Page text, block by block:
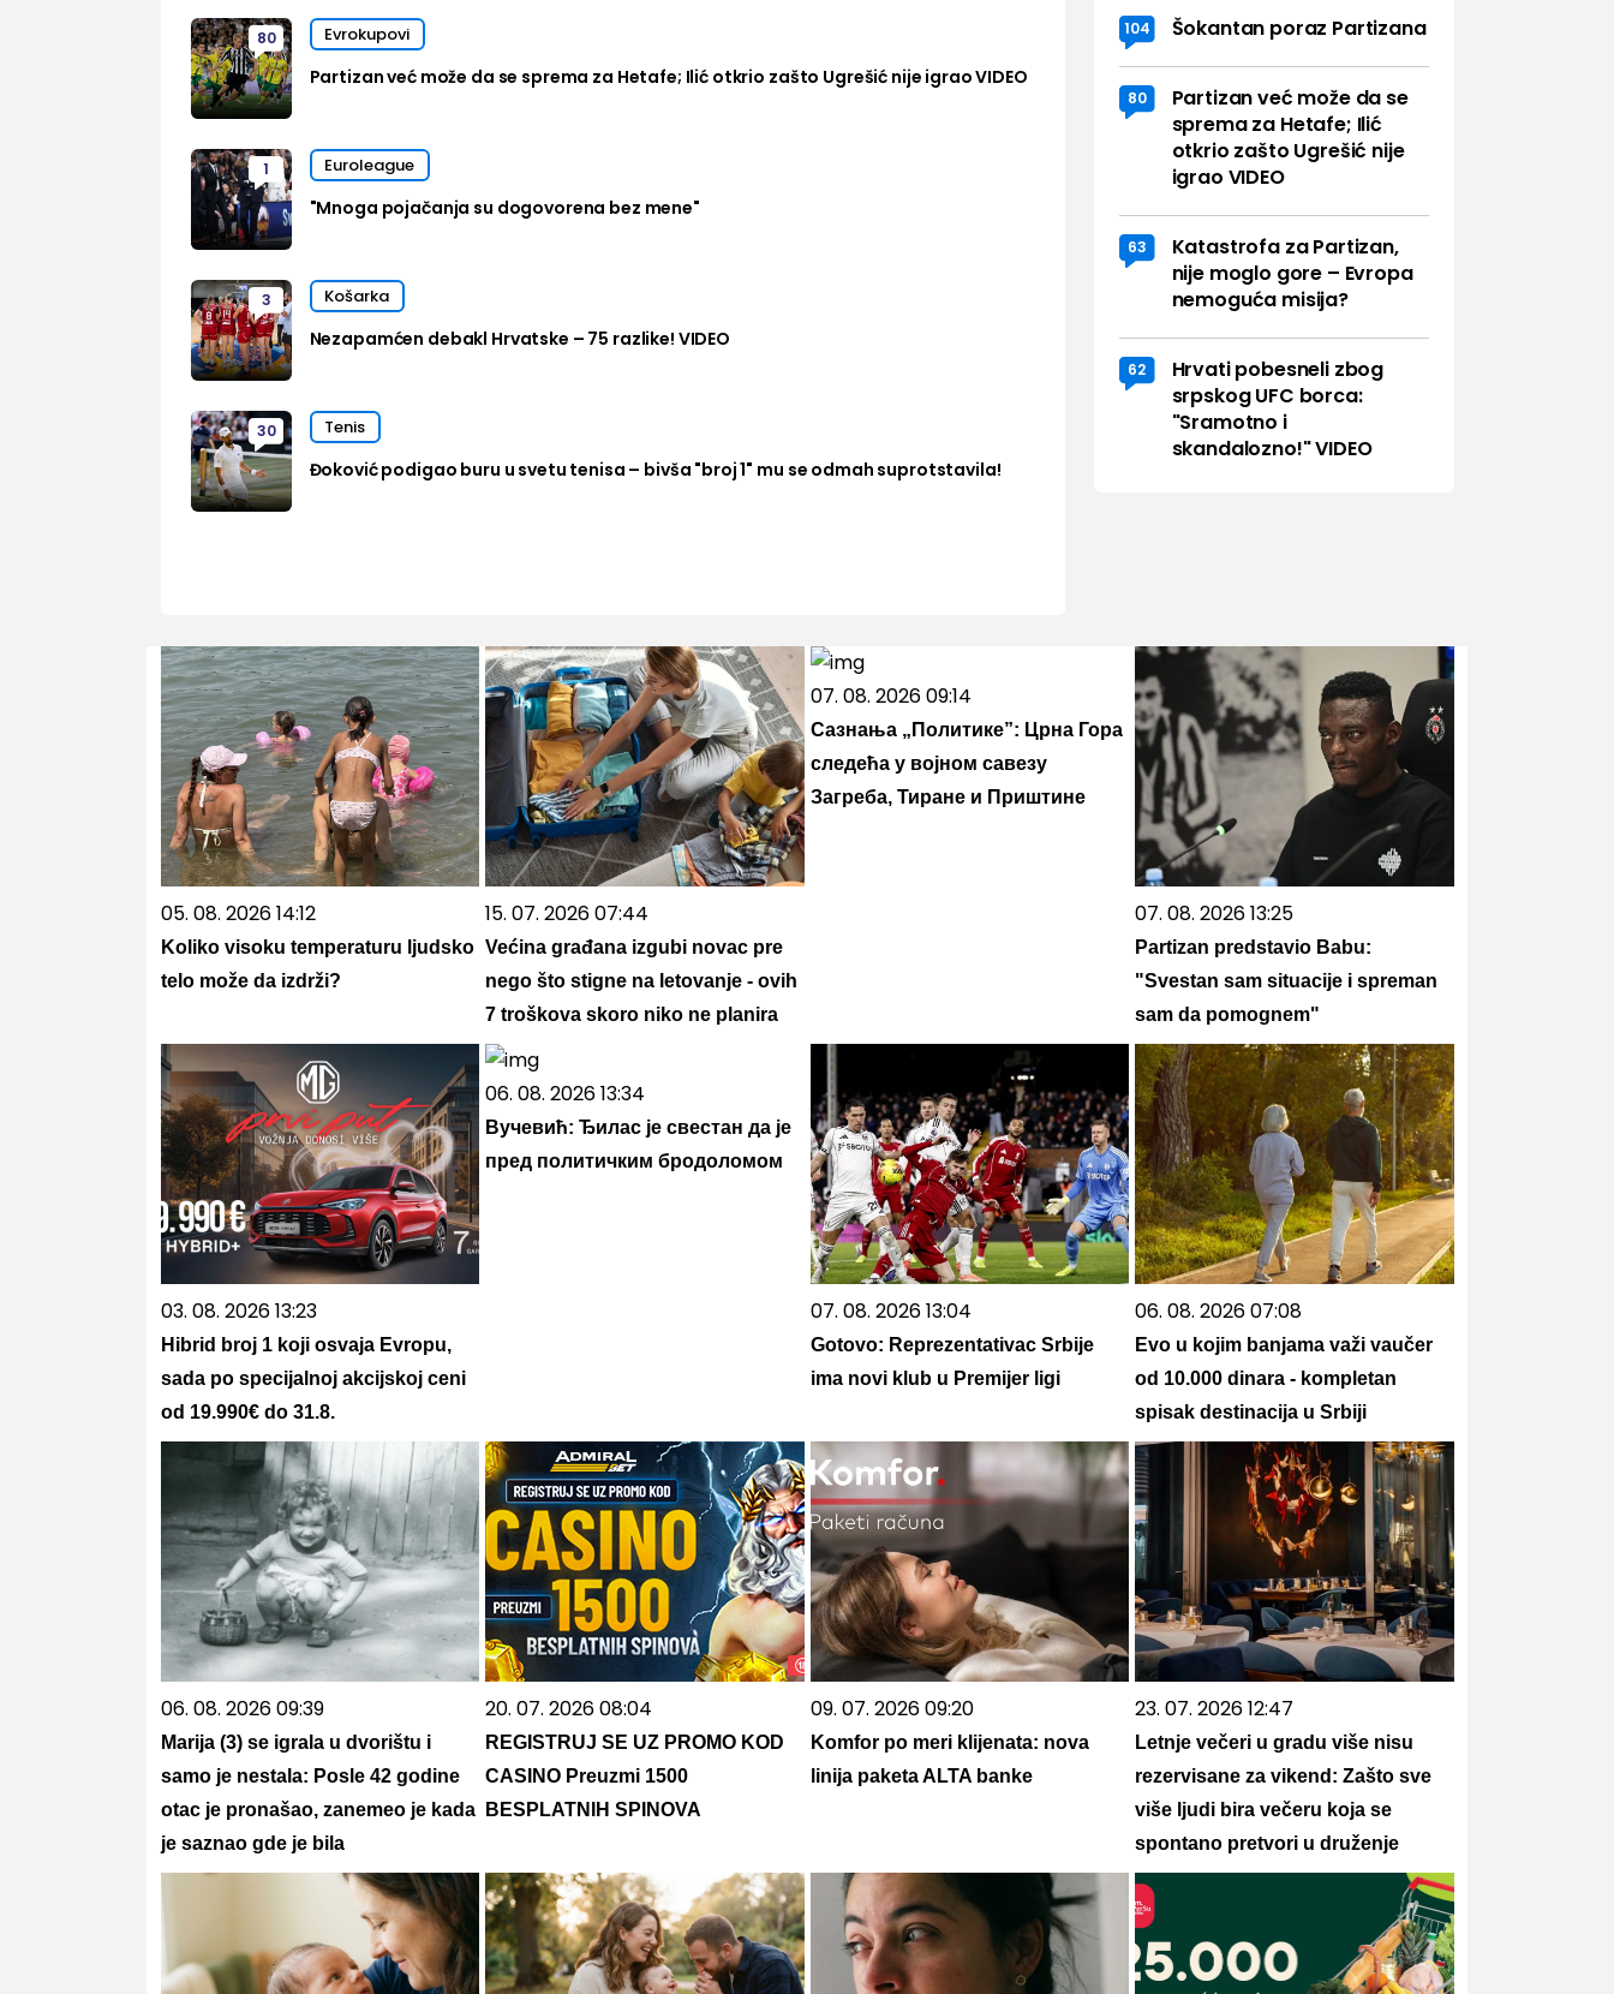
80 Evrokupovi
Partizan već može da se sprema za Hetafe; Ilić otkrio zašto Ugrešić nije igrao VIDEO
1 Euroleague
"Mnoga pojačanja su dogovorena bez mene"
3 Košarka
Nezapamćen debakl Hrvatske – 75 razlike! VIDEO
30 Tenis
Đoković podigao buru u svetu tenisa – bivša "broj 1" mu se odmah suprotstavila!
104 Šokantan poraz Partizana
80
Partizan već može da se
sprema za Hetafe; Ilić
otkrio zašto Ugrešić nije
igrao VIDEO
63
Katastrofa za Partizan,
nije moglo gore – Evropa
nemoguća misija?
62
Hrvati pobesneli zbog
srpskog UFC borca:
"Sramotno i
skandalozno!" VIDEO
05. 08. 2026 14:12
Koliko visoku temperaturu ljudsko
telo može da izdrži?
15. 07. 2026 07:44
Većina građana izgubi novac pre
nego što stigne na letovanje - ovih
7 troškova skoro niko ne planira
07. 08. 2026 09:14
Сазнања „Политике”: Црна Гора
следећа у војном савезу
Загреба, Тиране и Приштине
07. 08. 2026 13:25
Partizan predstavio Babu:
"Svestan sam situacije i spreman
sam da pomognem"
03. 08. 2026 13:23
Hibrid broj 1 koji osvaja Evropu,
sada po specijalnoj akcijskoj ceni
od 19.990€ do 31.8.
06. 08. 2026 13:34
Вучевић: Ђилас је свестан да је
пред политичким бродоломом
07. 08. 2026 13:04
Gotovo: Reprezentativac Srbije
ima novi klub u Premijer ligi
06. 08. 2026 07:08
Evo u kojim banjama važi vaučer
od 10.000 dinara - kompletan
spisak destinacija u Srbiji
06. 08. 2026 09:39
Marija (3) se igrala u dvorištu i
samo je nestala: Posle 42 godine
otac je pronašao, zanemeo je kada
je saznao gde je bila
20. 07. 2026 08:04
REGISTRUJ SE UZ PROMO KOD
CASINO Preuzmi 1500
BESPLATNIH SPINOVA
09. 07. 2026 09:20
Komfor po meri klijenata: nova
linija paketa ALTA banke
23. 07. 2026 12:47
Letnje večeri u gradu više nisu
rezervisane za vikend: Zašto sve
više ljudi bira večeru koja se
spontano pretvori u druženje